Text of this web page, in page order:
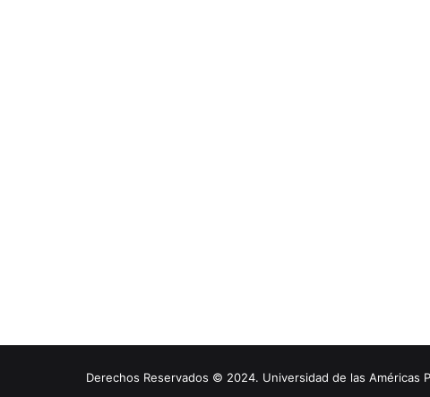
Derechos Reservados © 2024. Universidad de las Américas